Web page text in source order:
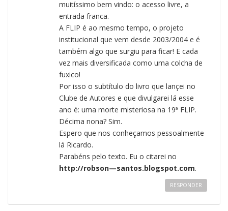
muitíssimo bem vindo: o acesso livre, a
entrada franca.
A FLIP é ao mesmo tempo, o projeto
institucional que vem desde 2003/2004 e é
também algo que surgiu para ficar! E cada
vez mais diversificada como uma colcha de
fuxico!
Por isso o subtítulo do livro que lançei no
Clube de Autores e que divulgarei lá esse
ano é: uma morte misteriosa na 19ª FLIP.
Décima nona? Sim.
Espero que nos conheçamos pessoalmente
lá Ricardo.
Parabéns pelo texto. Eu o citarei no
http://robson—santos.blogspot.com.
RESPONDER